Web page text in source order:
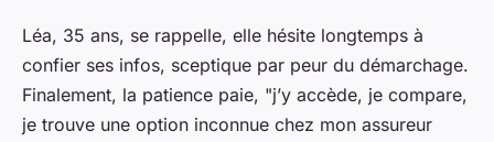
Léa, 35 ans, se rappelle, elle hésite longtemps à
confier ses infos, sceptique par peur du démarchage.
Finalement, la patience paie, "j’y accède, je compare,
je trouve une option inconnue chez mon assureur